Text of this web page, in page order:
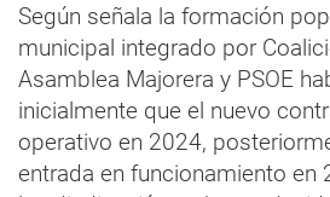
Según señala la formación
municipal integrado por
Asamblea Majorera y PSOE
inicialmente que el nuevo
operativo en 2024,
entrada en funcionamiento en